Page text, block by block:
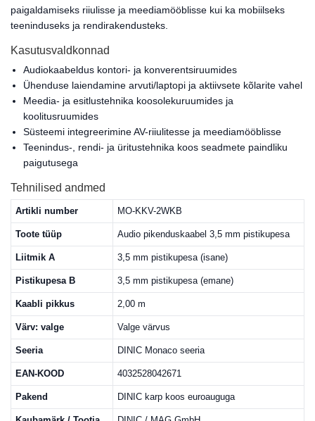
paigaldamiseks riiulisse ja meediamööblisse kui ka mobiilseks
teeninduseks ja rendirakendusteks.
Kasutusvaldkonnad
Audiokaabeldus kontori- ja konverentsiruumides
Ühenduse laiendamine arvuti/laptopi ja aktiivsete kõlarite vahel
Meedia- ja esitlustehnika koosolekuruumides ja
koolitusruumides
Süsteemi integreerimine AV-riiulitesse ja meediamööblisse
Teenindus-, rendi- ja üritustehnika koos seadmete paindliku
paigutusega
Tehnilised andmed
Artikli number MO-KKV-2WKB
Toote tüüp Audio pikenduskaabel 3,5 mm pistikupesa
Liitmik A 3,5 mm pistikupesa (isane)
Pistikupesa B 3,5 mm pistikupesa (emane)
Kaabli pikkus 2,00 m
Värv: valge Valge värvus
Seeria DINIC Monaco seeria
EAN-KOOD 4032528042671
Pakend DINIC karp koos euroauguga